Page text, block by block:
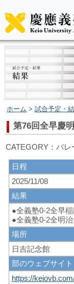
ホーム >試合予定・
第76回全早慶
CATEGORY：バ
日程
2025/11/08
結果
●全義塾0-2全早
●全義塾0-2全明
場所
日吉記念館
部のウェブサイト
https://